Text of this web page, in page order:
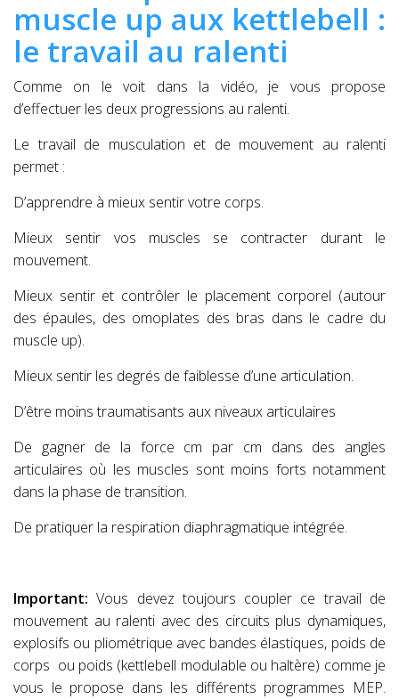
muscle up aux kettlebell :
le travail au ralenti
Comme on le voit dans la vidéo, je vous propose
d’effectuer les deux progressions au ralenti.
Le travail de musculation et de mouvement au ralenti
permet :
D’apprendre à mieux sentir votre corps.
Mieux sentir vos muscles se contracter durant le
mouvement.
Mieux sentir et contrôler le placement corporel (autour
des épaules, des omoplates des bras dans le cadre du
muscle up).
Mieux sentir les degrés de faiblesse d’une articulation.
D’être moins traumatisants aux niveaux articulaires
De gagner de la force cm par cm dans des angles
articulaires où les muscles sont moins forts notamment
dans la phase de transition.
De pratiquer la respiration diaphragmatique intégrée.
Important: Vous devez toujours coupler ce travail de
mouvement au ralenti avec des circuits plus dynamiques,
explosifs ou pliométrique avec bandes élastiques, poids de
corps ou poids (kettlebell modulable ou haltère) comme je
vous le propose dans les différents programmes MEP.